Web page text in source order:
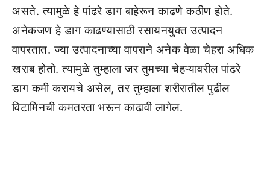
असते. त्यामुळे हे पांढरे डाग बाहेरून काढणे कठीण होते.
अनेकजण हे डाग काढण्यासाठी रसायनयुक्त उत्पादन
वापरतात. ज्या उत्पादनाच्या वापराने अनेक वेळा चेहरा अधिक
खराब होतो. त्यामुळे तुम्हाला जर तुमच्या चेहऱ्यावरील पांढरे
डाग कमी करायचे असेल, तर तुम्हाला शरीरातील पुढील
विटामिनची कमतरता भरून काढावी लागेल.